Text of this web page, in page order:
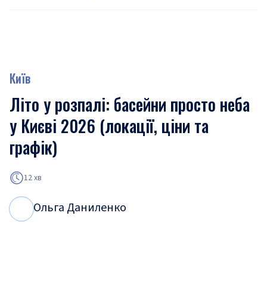
Київ
Літо у розпалі: басейни просто неба
у Києві 2026 (локації, ціни та
графік)
12 хв
Ольга Даниленко